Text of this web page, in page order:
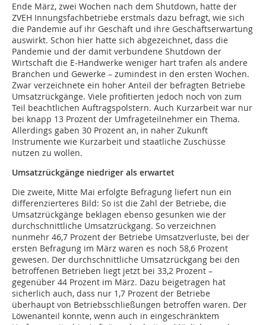
Ende März, zwei Wochen nach dem Shutdown, hatte der
ZVEH Innungsfachbetriebe erstmals dazu befragt, wie sich
die Pandemie auf ihr Geschäft und ihre Geschäftserwartung
auswirkt. Schon hier hatte sich abgezeichnet, dass die
Pandemie und der damit verbundene Shutdown der
Wirtschaft die E-Handwerke weniger hart trafen als andere
Branchen und Gewerke – zumindest in den ersten Wochen.
Zwar verzeichnete ein hoher Anteil der befragten Betriebe
Umsatzrückgänge. Viele profitierten jedoch noch von zum
Teil beachtlichen Auftragspolstern. Auch Kurzarbeit war nur
bei knapp 13 Prozent der Umfrageteilnehmer ein Thema.
Allerdings gaben 30 Prozent an, in naher Zukunft
Instrumente wie Kurzarbeit und staatliche Zuschüsse
nutzen zu wollen.
Umsatzrückgänge niedriger als erwartet
Die zweite, Mitte Mai erfolgte Befragung liefert nun ein
differenzierteres Bild: So ist die Zahl der Betriebe, die
Umsatzrückgänge beklagen ebenso gesunken wie der
durchschnittliche Umsatzrückgang. So verzeichnen
nunmehr 46,7 Prozent der Betriebe Umsatzverluste, bei der
ersten Befragung im März waren es noch 58,6 Prozent
gewesen. Der durchschnittliche Umsatzrückgang bei den
betroffenen Betrieben liegt jetzt bei 33,2 Prozent –
gegenüber 44 Prozent im März. Dazu beigetragen hat
sicherlich auch, dass nur 1,7 Prozent der Betriebe
überhaupt von Betriebsschließungen betroffen waren. Der
Löwenanteil konnte, wenn auch in eingeschränktem